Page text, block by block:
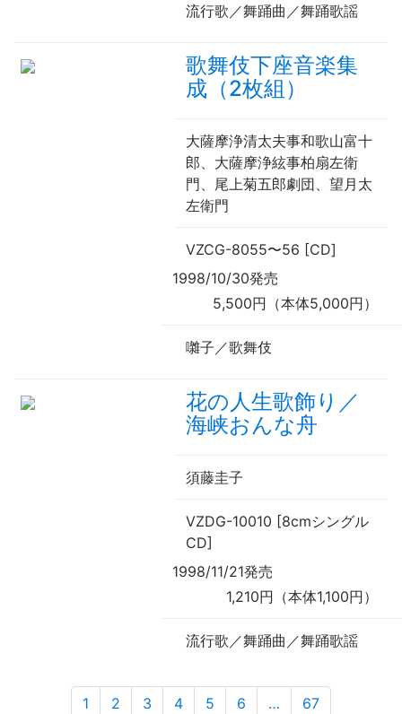
流行歌／舞踊曲／舞踊歌謡
歌舞伎下座音楽集
成（2枚組）
大薩摩浄清太夫事和歌山富十
郎、大薩摩浄絃事柏扇左衛
門、尾上菊五郎劇団、望月太
左衛門
VZCG-8055〜56 [CD]
1998/10/30発売
5,500円（本体5,000円）
囃子／歌舞伎
花の人生歌飾り／
海峡おんな舟
須藤圭子
VZDG-10010 [8cmシングル
CD]
1998/11/21発売
1,210円（本体1,100円）
流行歌／舞踊曲／舞踊歌謡
1 2 3 4 5 6 … 67